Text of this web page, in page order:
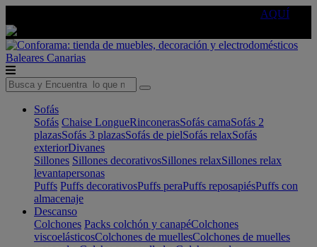
AQUÍ
Baleares Canarias
Sofás
Sofás Chaise LongueRinconerasSofás camaSofás 2
plazasSofás 3 plazasSofás de pielSofás relaxSofás
exteriorDivanes
Sillones Sillones decorativosSillones relaxSillones relax
levantapersonas
Puffs Puffs decorativosPuffs peraPuffs reposapiésPuffs con
almacenaje
Descanso
Colchones Packs colchón y canapéColchones
viscoelásticosColchones de muellesColchones de muelles